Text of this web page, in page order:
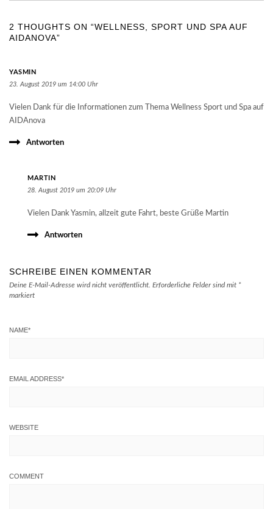
2 THOUGHTS ON “WELLNESS, SPORT UND SPA AUF
AIDANOVA”
YASMIN
23. August 2019 um 14:00 Uhr
Vielen Dank für die Informationen zum Thema Wellness Sport und Spa auf
AIDAnova
Antworten
MARTIN
28. August 2019 um 20:09 Uhr
Vielen Dank Yasmin, allzeit gute Fahrt, beste Grüße Martin
Antworten
SCHREIBE EINEN KOMMENTAR
Deine E-Mail-Adresse wird nicht veröffentlicht. Erforderliche Felder sind mit *
markiert
NAME*
EMAIL ADDRESS*
WEBSITE
COMMENT